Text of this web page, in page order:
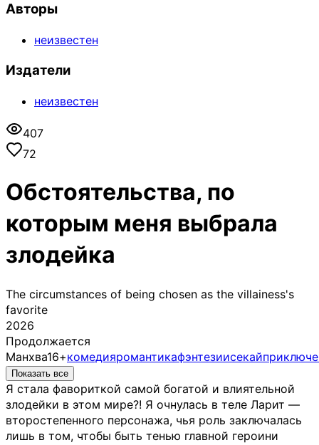
Авторы
неизвестен
Издатели
неизвестен
407
72
Обстоятельства, по
которым меня выбрала
злодейка
The circumstances of being chosen as the villainess's
favorite
2026
Продолжается
Манхва16+комедияромантикафэнтезиисекай
Показать все
Я стала фавориткой самой богатой и влиятельной
злодейки в этом мире?! Я очнулась в теле Ларит —
второстепенного персонажа, чья роль заключалась
лишь в том, чтобы быть тенью главной героини